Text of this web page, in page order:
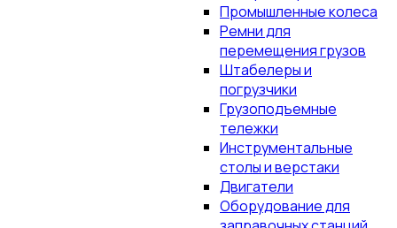
Промышленные колеса
Ремни для
перемещения грузов
Штабелеры и
погрузчики
Грузоподъемные
тележки
Инструментальные
столы и верстаки
Двигатели
Оборудование для